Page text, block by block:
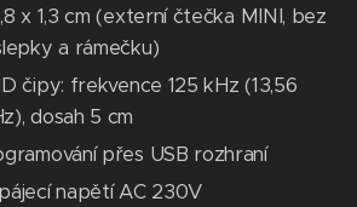
x 1,3 cm (externí čtečka MINI, bez
a rámečku)
čipy: frekvence 125 kHz (13,56
dosah 5 cm
přes USB rozhraní
napětí AC 230V